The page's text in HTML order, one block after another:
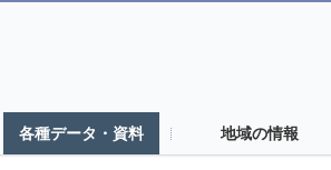
各種データ・資料 地域の情報